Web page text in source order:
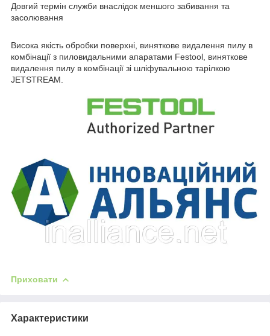
Довгий термін служби внаслідок меншого забивання та
засолювання
Висока якість обробки поверхні, виняткове видалення пилу в
комбінації з пиловидальними апаратами Festool, виняткове
видалення пилу в комбінації зі шліфувальною тарілкою
JETSTREAM.
Приховати
Характеристики